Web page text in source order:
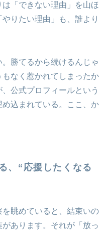
「できない理由」を山ほ
りたい理由」も、誰より
勝てるから続けるんじゃ
なく惹かれてしまったか
公式プロフィールという
込まれている。ここ、か
、“応援したくなる
眺めていると、結束いの
あります。それが「放っ